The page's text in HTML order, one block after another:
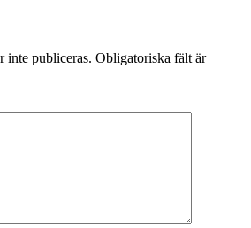
inte publiceras. Obligatoriska fält är